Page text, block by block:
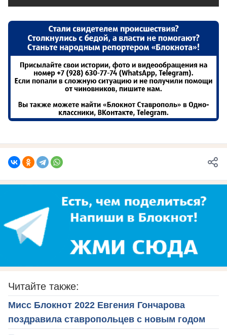
Читайте также:
Мисс Блокнот 2022 Евгения Гончарова
поздравила ставропольцев с новым годом